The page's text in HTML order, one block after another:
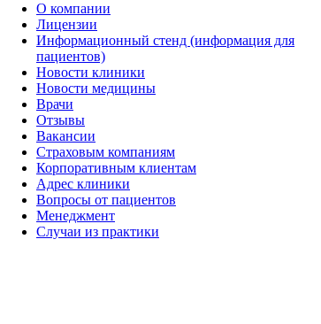
О компании
Лицензии
Информационный стенд (информация для
пациентов)
Новости клиники
Новости медицины
Врачи
Отзывы
Вакансии
Страховым компаниям
Корпоративным клиентам
Адрес клиники
Вопросы от пациентов
Менеджмент
Случаи из практики